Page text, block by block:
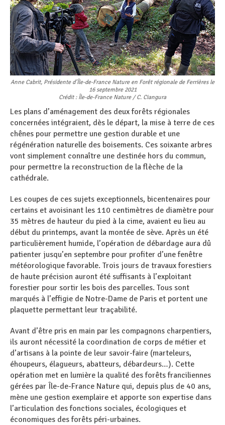
Anne Cabrit, Présidente d’Île-de-France Nature en Forêt régionale de Ferrières le
16 septembre 2021
Crédit : Île-de-France Nature / C. Ciangura
Les plans d’aménagement des deux forêts régionales
concernées intégraient, dès le départ, la mise à terre de ces
chênes pour permettre une gestion durable et une
régénération naturelle des boisements. Ces soixante arbres
vont simplement connaître une destinée hors du commun,
pour permettre la reconstruction de la flèche de la
cathédrale.
Les coupes de ces sujets exceptionnels, bicentenaires pour
certains et avoisinant les 110 centimètres de diamètre pour
35 mètres de hauteur du pied à la cime, avaient eu lieu au
début du printemps, avant la montée de sève. Après un été
particulièrement humide, l’opération de débardage aura dû
patienter jusqu’en septembre pour profiter d’une fenêtre
météorologique favorable. Trois jours de travaux forestiers
de haute précision auront été suffisants à l’exploitant
forestier pour sortir les bois des parcelles. Tous sont
marqués à l’effigie de Notre-Dame de Paris et portent une
plaquette permettant leur traçabilité.
Avant d’être pris en main par les compagnons charpentiers,
ils auront nécessité la coordination de corps de métier et
d’artisans à la pointe de leur savoir-faire (marteleurs,
éhoupeurs, élagueurs, abatteurs, débardeurs…). Cette
opération met en lumière la qualité des forêts franciliennes
gérées par Île-de-France Nature qui, depuis plus de 40 ans,
mène une gestion exemplaire et apporte son expertise dans
l’articulation des fonctions sociales, écologiques et
économiques des forêts péri-urbaines.